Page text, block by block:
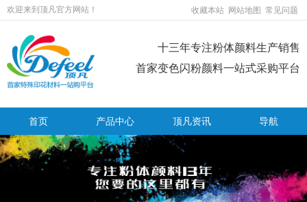
欢迎来到顶凡官方网站！ 收藏本站 网站地图 常见问题
十三年专注粉体颜料生产销售
首家变色闪粉颜料一站式采购平台
首页 产品中心 顶凡资讯 导航